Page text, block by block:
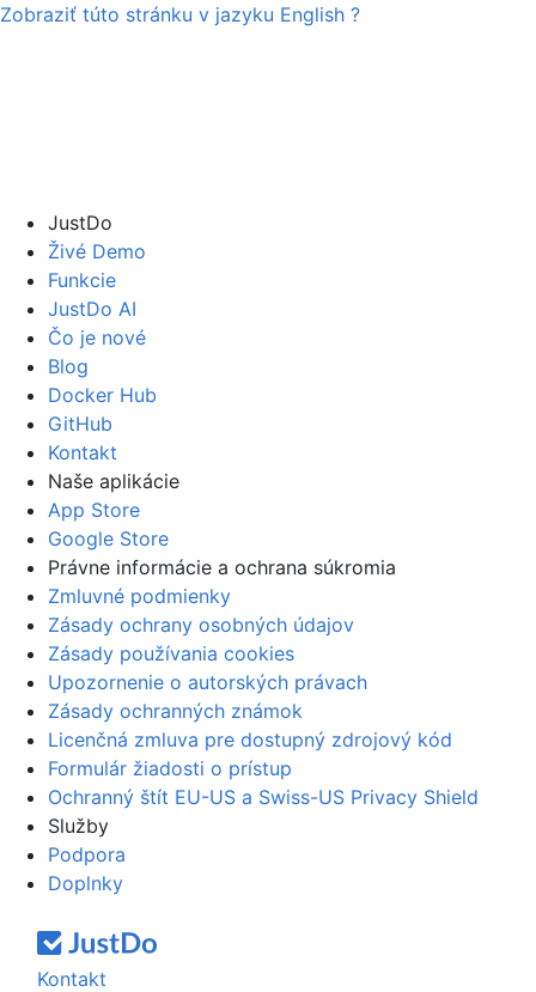
Zobraziť túto stránku v jazyku English ?
JustDo
Živé Demo
Funkcie
JustDo AI
Čo je nové
Blog
Docker Hub
GitHub
Kontakt
Naše aplikácie
App Store
Google Store
Právne informácie a ochrana súkromia
Zmluvné podmienky
Zásady ochrany osobných údajov
Zásady používania cookies
Upozornenie o autorských právach
Zásady ochranných známok
Licenčná zmluva pre dostupný zdrojový kód
Formulár žiadosti o prístup
Ochranný štít EU-US a Swiss-US Privacy Shield
Služby
Podpora
Doplnky
Kontakt